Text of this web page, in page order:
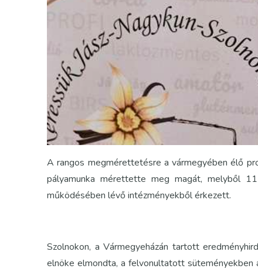
A rangos megmérettetésre a vármegyében élő
pályamunka mérettette meg magát, melyből
működésében lévő intézményekből érkezett.
Szolnokon, a Vármegyeházán tartott
elnöke elmondta, a felvonultatott